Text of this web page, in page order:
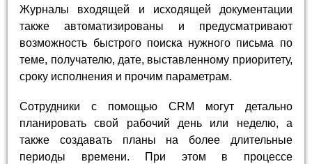
Журналы входящей и исходящей документации
также автоматизированы и предусматривают
возможность быстрого поиска нужного письма по
теме, получателю, дате, выставленному приоритету,
сроку исполнения и прочим параметрам.
Сотрудники с помощью CRM могут детально
планировать свой рабочий день или неделю, а
также создавать планы на более длительные
периоды времени. При этом в процессе